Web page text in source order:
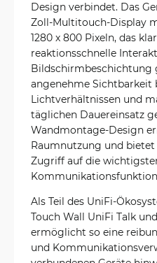
Design verbindet. Das
Zoll-Multitouch-Display
1280 x 800 Pixeln, das
reaktionsschnelle
Bildschirmbeschichtung
angenehme Sichtbarkeit
Lichtverhältnissen und
täglichen Dauereinsatz
Wandmontage-Design
Raumnutzung und
Zugriff auf die
Als Teil des UniFi-
Touch Wall UniFi Talk
ermöglicht so eine
und